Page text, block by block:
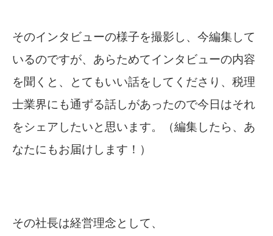
そのインタビューの様子を撮影し、今編集して
いるのですが、あらためてインタビューの内容
を聞くと、とてもいい話をしてくださり、税理
士業界にも通ずる話しがあったので今日はそれ
をシェアしたいと思います。（編集したら、あ
なたにもお届けします！）
その社長は経営理念として、